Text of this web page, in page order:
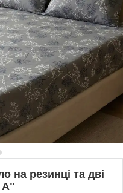
на резинці та дві
A"